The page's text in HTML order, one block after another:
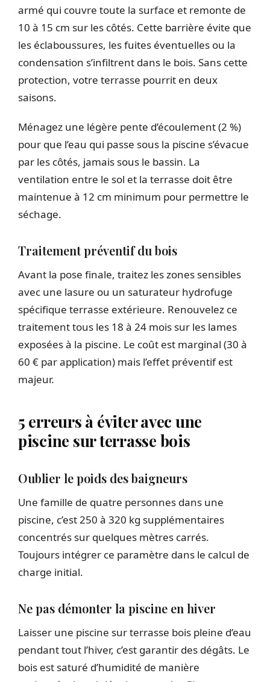
armé qui couvre toute la surface et remonte de
10 à 15 cm sur les côtés. Cette barrière évite que
les éclaboussures, les fuites éventuelles ou la
condensation s’infiltrent dans le bois. Sans cette
protection, votre terrasse pourrit en deux
saisons.
Ménagez une légère pente d’écoulement (2 %)
pour que l’eau qui passe sous la piscine s’évacue
par les côtés, jamais sous le bassin. La
ventilation entre le sol et la terrasse doit être
maintenue à 12 cm minimum pour permettre le
séchage.
Traitement préventif du bois
Avant la pose finale, traitez les zones sensibles
avec une lasure ou un saturateur hydrofuge
spécifique terrasse extérieure. Renouvelez ce
traitement tous les 18 à 24 mois sur les lames
exposées à la piscine. Le coût est marginal (30 à
60 € par application) mais l’effet préventif est
majeur.
5 erreurs à éviter avec une
piscine sur terrasse bois
Oublier le poids des baigneurs
Une famille de quatre personnes dans une
piscine, c’est 250 à 320 kg supplémentaires
concentrés sur quelques mètres carrés.
Toujours intégrer ce paramètre dans le calcul de
charge initial.
Ne pas démonter la piscine en hiver
Laisser une piscine sur terrasse bois pleine d’eau
pendant tout l’hiver, c’est garantir des dégâts. Le
bois est saturé d’humidité de manière